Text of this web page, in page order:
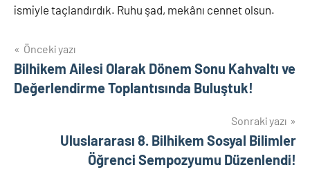
ismiyle taçlandırdık. Ruhu şad, mekânı cennet olsun.
Yazı
gezinmesi
Önceki yazı
Bilhikem Ailesi Olarak Dönem Sonu Kahvaltı ve
Değerlendirme Toplantısında Buluştuk!
Sonraki yazı
Uluslararası 8. Bilhikem Sosyal Bilimler
Öğrenci Sempozyumu Düzenlendi!